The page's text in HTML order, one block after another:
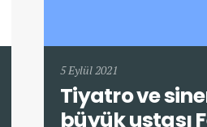
5 Eylül 2021
Tiyatro ve
büyük ustası